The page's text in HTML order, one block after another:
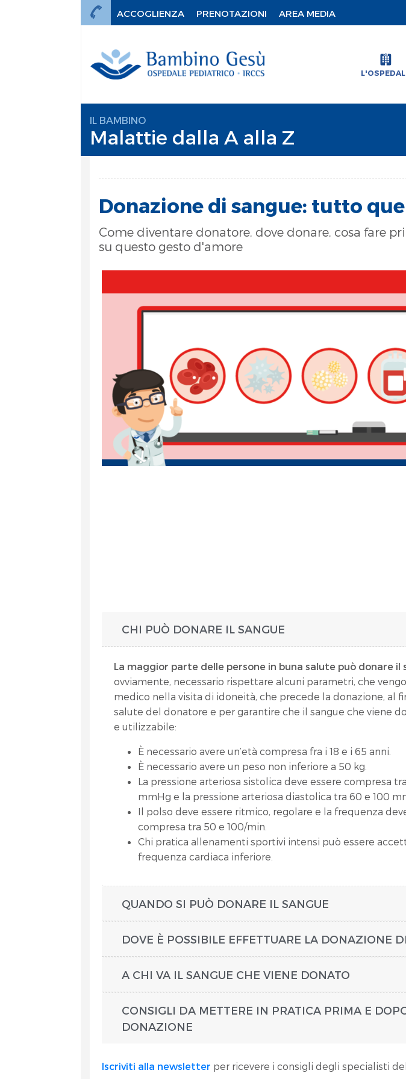
ACCOGLIENZA PRENOTAZIONI AREA MEDIA
IL BAMBINO
Malattie dalla A alla Z
Donazione di sangue: tutto
Come diventare donatore, dove donare, cosa fare
su questo gesto d'amore
CHI PUÒ DONARE IL SANGUE
La maggior parte delle persone in buna salute può donare il
ovviamente, necessario rispettare alcuni parametri, che
medico nella visita di idoneità, che precede la donazione, al
salute del donatore e per garantire che il sangue che viene
e utilizzabile:
È necessario avere un’età compresa fra i 18 e i 65 anni.
È necessario avere un peso non inferiore a 50 kg.
La pressione arteriosa sistolica deve essere compresa tra
mmHg e la pressione arteriosa diastolica tra 60 e 100
Il polso deve essere ritmico, regolare e la frequenza
compresa tra 50 e 100/min.
Chi pratica allenamenti sportivi intensi può essere
frequenza cardiaca inferiore.
QUANDO SI PUÒ DONARE IL SANGUE
DOVE È POSSIBILE EFFETTUARE LA DONAZIONE
A CHI VA IL SANGUE CHE VIENE DONATO
CONSIGLI DA METTERE IN PRATICA PRIMA E
DONAZIONE
Iscriviti alla newsletter per ricevere i consigli degli specialisti